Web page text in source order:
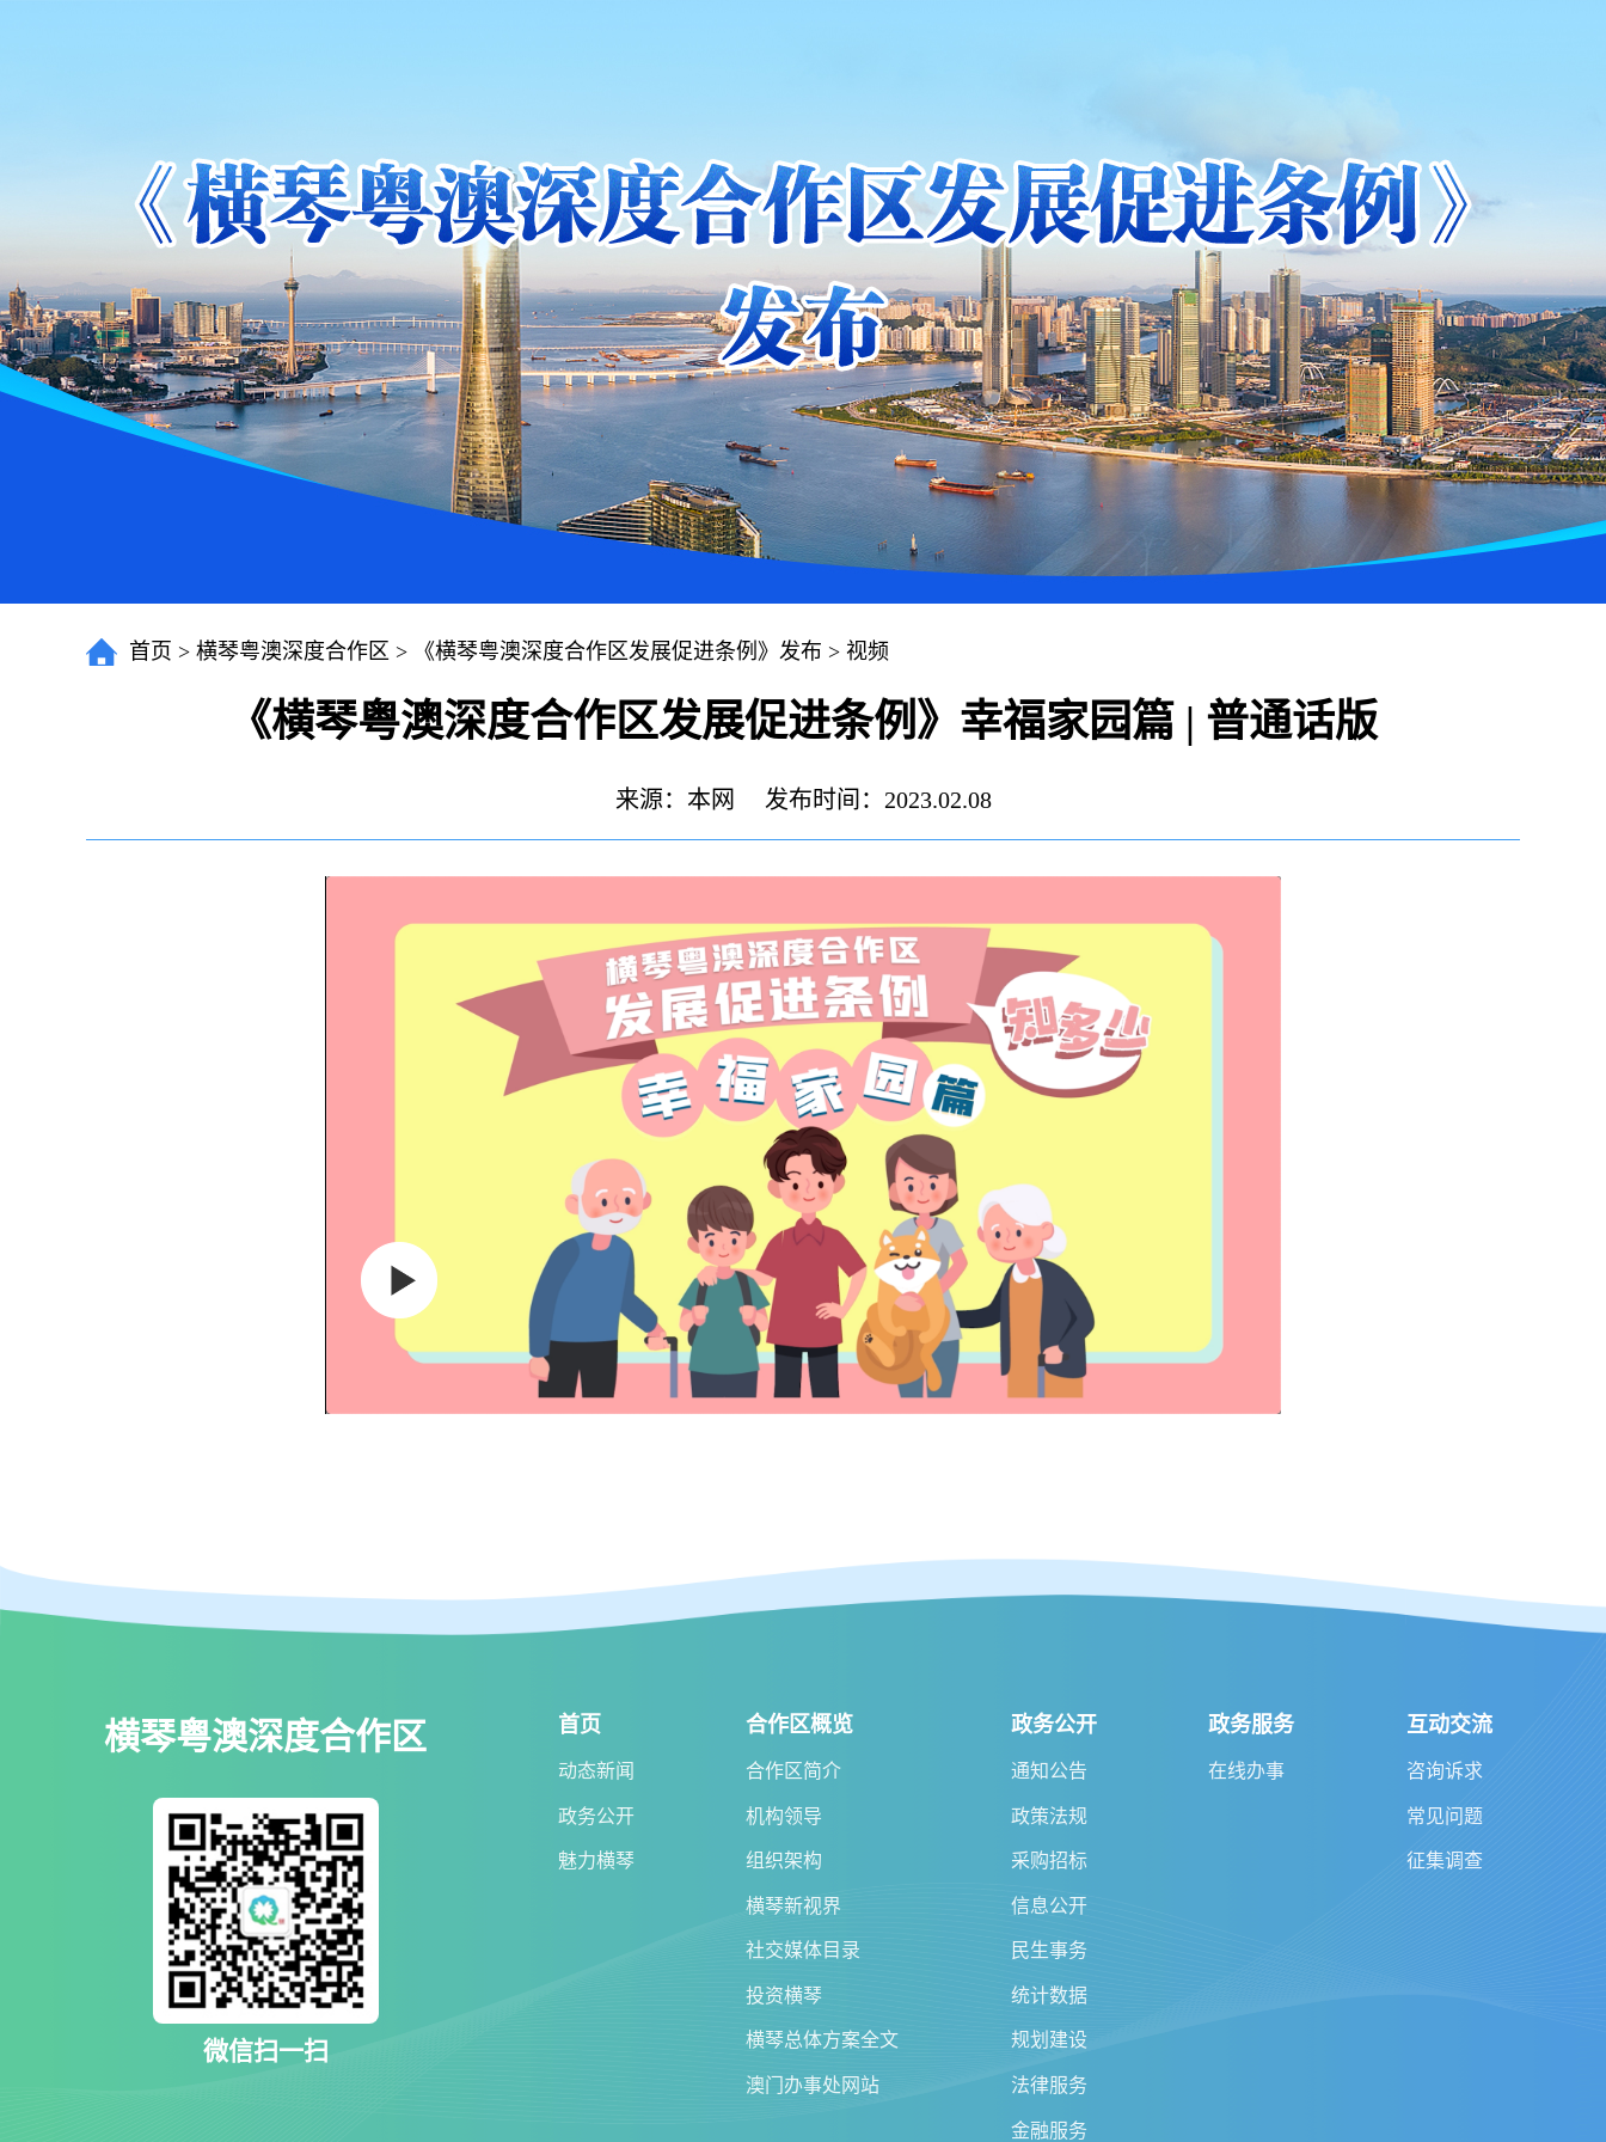
首页 > 横琴粤澳深度合作区 > 《横琴粤澳深度合作区发展促进条例》发布 > 视频
《横琴粤澳深度合作区发展促进条例》幸福家园篇 | 普通话版
来源：本网 发布时间：2023.02.08
横琴粤澳深度合作区
微信扫一扫
首页
动态新闻
政务公开
魅力横琴
合作区概览
合作区简介
机构领导
组织架构
横琴新视界
社交媒体目录
投资横琴
横琴总体方案全文
澳门办事处网站
政务公开
通知公告
政策法规
采购招标
信息公开
民生事务
统计数据
规划建设
法律服务
金融服务
政务服务
在线办事
互动交流
咨询诉求
常见问题
征集调查